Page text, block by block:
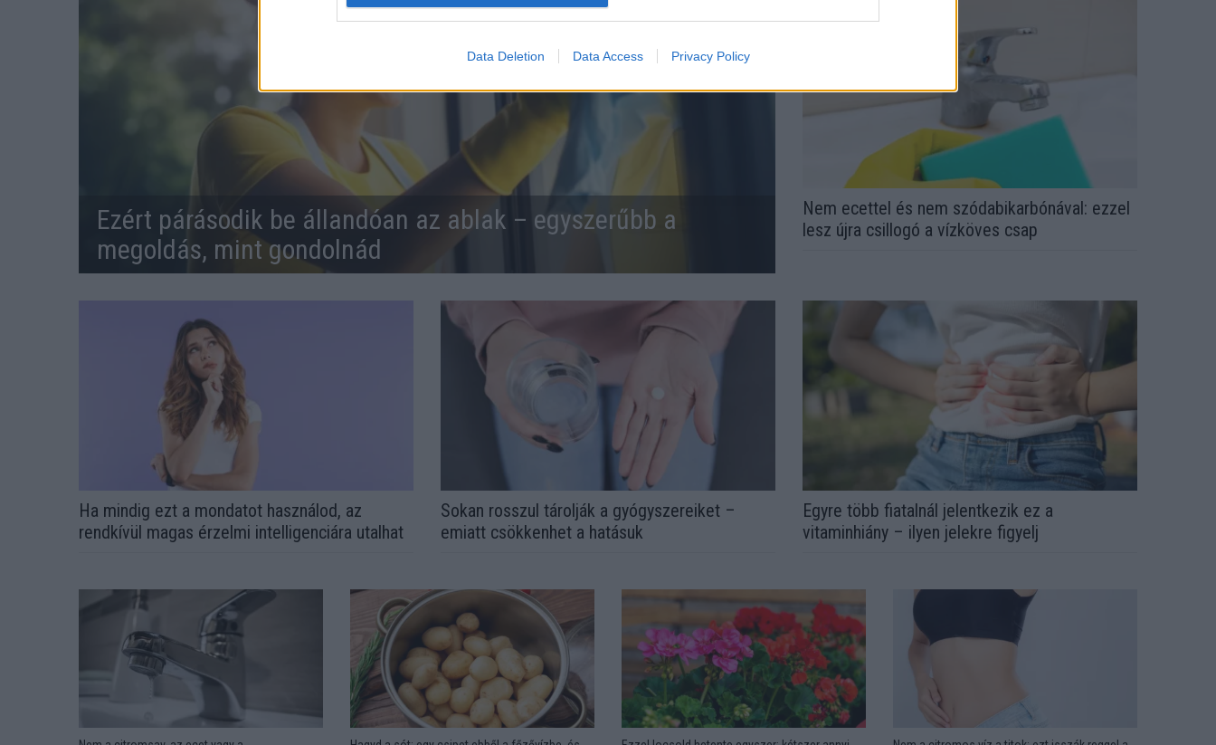
Data Deletion Data Access Privacy Policy
Ezért párásodik be állandóan az ablak – egyszerűbb a
megoldás, mint gondolnád
Nem ecettel és nem szódabikarbónával: ezzel
lesz újra csillogó a vízköves csap
Ha mindig ezt a mondatot használod, az
rendkívül magas érzelmi intelligenciára utalhat
Sokan rosszul tárolják a gyógyszereiket –
emiatt csökkenhet a hatásuk
Egyre több fiatalnál jelentkezik ez a
vitaminhiány – ilyen jelekre figyelj